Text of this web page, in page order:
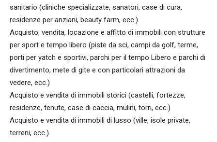
sanitario (cliniche specializzate, sanatori, case di cura,
residenze per anziani, beauty farm, ecc.)
Acquisto, vendita, locazione e affitto di immobili con strutture
per sport e tempo libero (piste da sci, campi da golf, terme,
porti per yatch e sportivi, parchi per il tempo Libero e parchi di
divertimento, mete di gite e con particolari attrazioni da
vedere, ecc.)
Acquisto e vendita di immobili storici (castelli, fortezze,
residenze, tenute, case di caccia, mulini, torri, ecc.)
Acquisto e vendita di immobili di lusso (ville, isole private,
terreni, ecc.)